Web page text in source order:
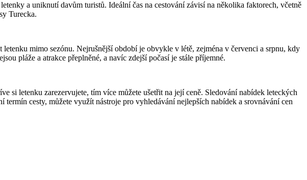
a uniknutí davům turistů. Ideální čas na cestování závisí na několika faktorech, včetně
Turecka.
mimo sezónu. Nejrušnější období je obvykle v létě, zejména v červenci a srpnu, kdy
pláže a atrakce přeplněné, a navíc zdejší počasí je stále příjemné.
si letenku zarezervujete, tím více můžete ušetřit na její ceně. Sledování nabídek leteckých
cesty, můžete využít nástroje pro vyhledávání nejlepších nabídek a srovnávání cen